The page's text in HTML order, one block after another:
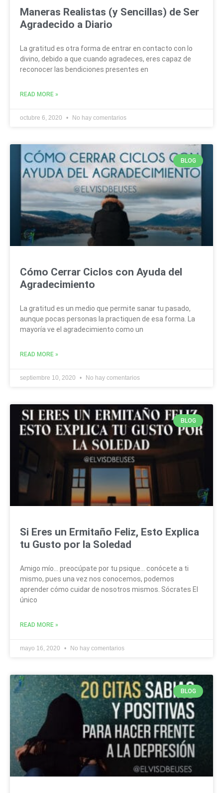
Maneras Realistas (y Sencillas) de Ser
Agradecido a Diario
La gratitud es otra forma de entrar en contacto con lo
divino, debido a que cuando agradeces, eres capaz de
reconocer las bendiciones presentes en
READ MORE »
octubre 6, 2020 No hay comentarios
BLOG
Cómo Cerrar Ciclos con Ayuda del
Agradecimiento
La gratitud es un medio que permite sanar tu pasado,
aunque pocas personas la practiquen de esa forma. La
mayoría ve el agradecimiento como un
READ MORE »
septiembre 10, 2020 No hay comentarios
BLOG
Si Eres un Ermitaño Feliz, Esto Explica
tu Gusto por la Soledad
Amigo mío… preocúpate por tu psique… conócete a ti
mismo, pues una vez nos conocemos, podemos
aprender cómo cuidar de nosotros mismos. Sócrates El
único
READ MORE »
mayo 16, 2020 No hay comentarios
BLOG